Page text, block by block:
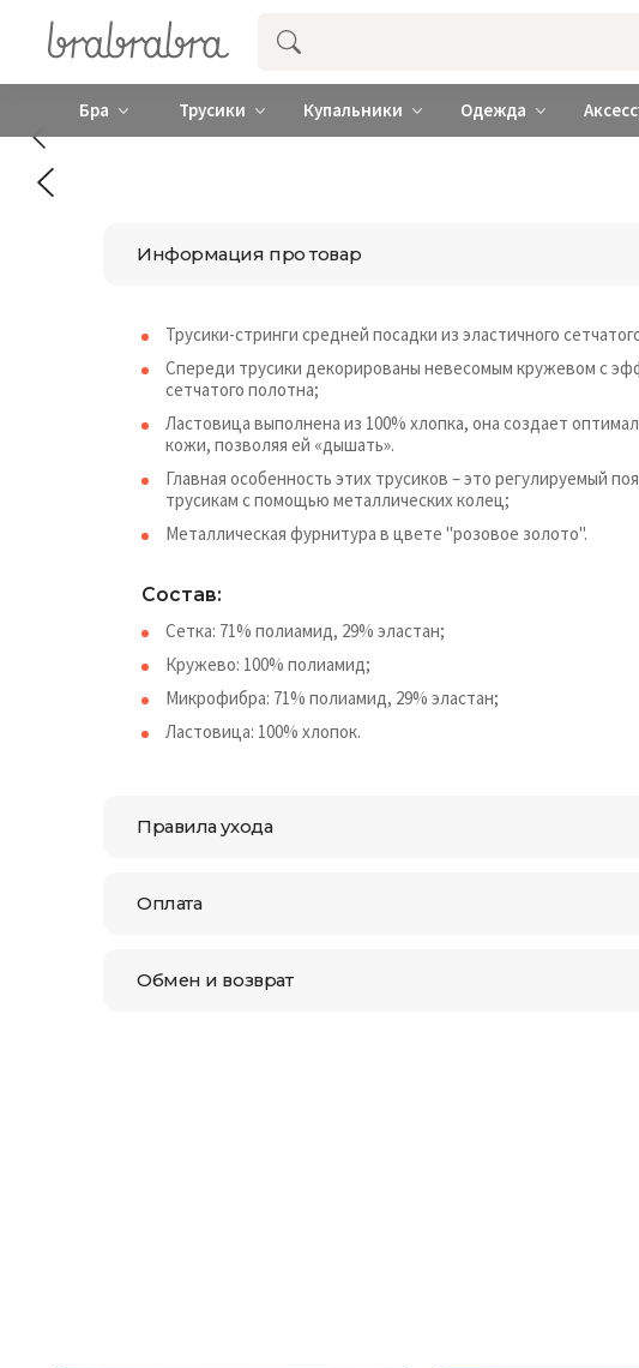
Купить нижнее женское белье ❤️ brabrabra ❤️
Бра Трусики Купальники Одежда
Информация про товар
Трусики-стринги средней посадки из эластичного
Спереди трусики декорированы невесомым кружевом с
сетчатого полотна;
Ластовица выполнена из 100% хлопка, она создает
кожи, позволяя ей «дышать».
Главная особенность этих трусиков – это регулируемый
трусикам с помощью металлических колец;
Металлическая фурнитура в цвете "розовое золото".
Состав:
Сетка: 71% полиамид, 29% эластан;
Кружево: 100% полиамид;
Микрофибра: 71% полиамид, 29% эластан;
Ластовица: 100% хлопок.
Правила ухода
Оплата
Обмен и возврат